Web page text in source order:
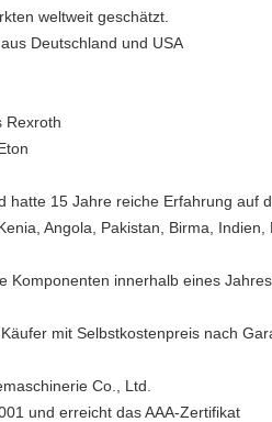
weltweit geschätzt.
Deutschland und USA
Rexroth
15 Jahre reiche Erfahrung auf
Angola, Pakistan, Birma, Indien,
innerhalb eines
mit Selbstkostenpreis nach
Co., Ltd.
und erreicht das AAA-Zertifikat